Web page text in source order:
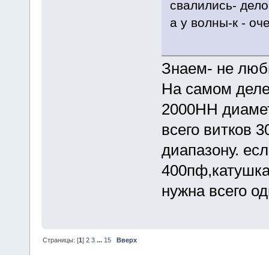
свалились-
а у волны-к -
Знаем- не
На самом
2000НН
всего витков
диапазону.
нужна всего
Страницы: [1]2 3 ... 15 Вверх